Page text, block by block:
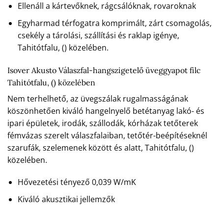
Ellenáll a kártevőknek, rágcsálóknak, rovaroknak
Egyharmad térfogatra komprimált, zárt csomagolás,
csekély a tárolási, szállítási és raklap igénye,
Tahitótfalu, () közelében.
Isover Akusto Válaszfal-hangszigetelő üveggyapot filc
Tahitótfalu, () közelében
Nem terhelhető, az üvegszálak rugalmasságának
köszönhetően kiváló hangelnyelő betétanyag lakó- és
ipari épületek, irodák, szállodák, kórházak tetőterek
fémvázas szerelt válaszfalaiban, tetőtér-beépítéseknél
szarufák, szelemenek között és alatt, Tahitótfalu, ()
közelében.
Hővezetési tényező 0,039 W/mK
Kiváló akusztikai jellemzők